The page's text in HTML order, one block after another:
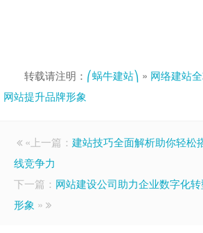
转载请注明： ⎛蜗牛建站⎞ » 网络建站
网站提升品牌形象
«上一篇： 建站技巧全面解析助你轻松
线竞争力
下一篇： 网站建设公司助力企业数字化
形象 »